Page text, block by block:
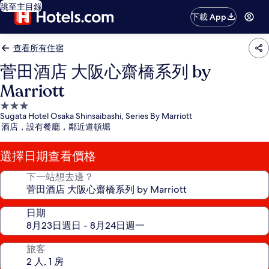
跳至主目錄
下載 App
查看所有住宿
菅田酒店 大阪心齋橋系列 by
Marriott
3.0
星
級
住
宿
Sugata Hotel Osaka Shinsaibashi, Series By Marriott
酒店，設有餐廳，鄰近道頓堀
選擇日期查看價格
下一站想去邊？
日期
旅客